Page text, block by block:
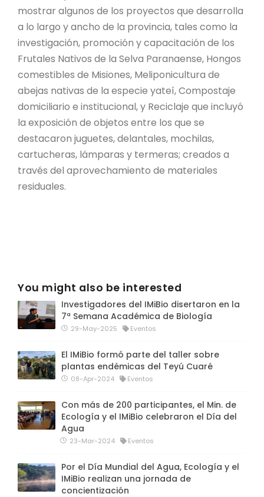
mostrar algunos de los proyectos que desarrolla
a lo largo y ancho de la provincia, tales como la
investigación, promoción y capacitación de los
Frutales Nativos de la Selva Paranaense, Hongos
comestibles de Misiones, Meliponicultura de
abejas nativas de la especie yateí, Compostaje
domiciliario e institucional, y Reciclaje que incluyó
la exposición de objetos entre los que se
destacaron juguetes, delantales, mochilas,
cartucheras, lámparas y termeras; creados a
través del aprovechamiento de materiales
residuales.
You might also be interested
Investigadores del IMiBio disertaron en la
7ª Semana Académica de Biología
29-May-2025 Eventos
El IMiBio formó parte del taller sobre
plantas endémicas del Teyú Cuaré
08-Apr-2024 Eventos
Con más de 200 participantes, el Min. de
Ecología y el IMiBio celebraron el Día del
Agua
23-Mar-2024 Eventos
Por el Día Mundial del Agua, Ecología y el
IMiBio realizan una jornada de
concientización